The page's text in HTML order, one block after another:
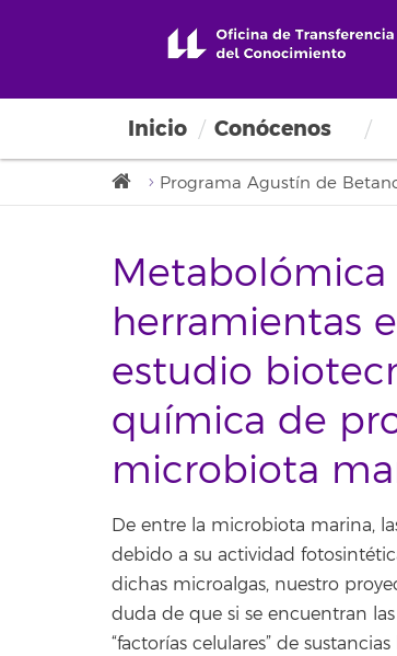
Inicio Conócenos
Programa Agustín de
herramientas
estudio
química de
microbiota
De entre la microbiota marina,
debido a su actividad
dichas microalgas, nuestro
duda de que si se encuentran
“factorías celulares” de